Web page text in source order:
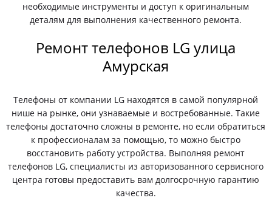
необходимые инструменты и доступ к оригинальным
деталям для выполнения качественного ремонта.
Ремонт телефонов LG улица
Амурская
Телефоны от компании LG находятся в самой популярной
нише на рынке, они узнаваемые и востребованные. Такие
телефоны достаточно сложны в ремонте, но если обратиться
к профессионалам за помощью, то можно быстро
восстановить работу устройства. Выполняя ремонт
телефонов LG, специалисты из авторизованного сервисного
центра готовы предоставить вам долгосрочную гарантию
качества.